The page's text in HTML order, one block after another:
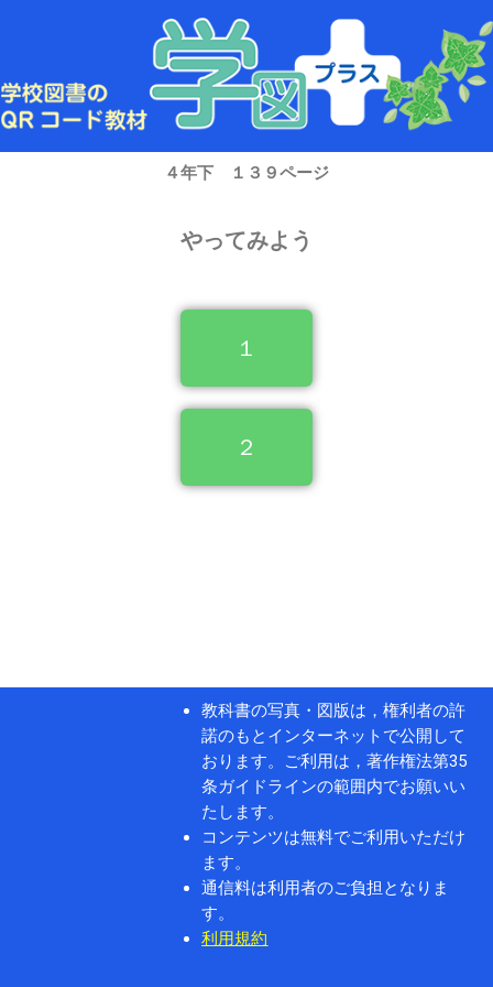
ス
キ
４年下 １３９ページ
やってみよう
１
２
教科書の写真・図版は，権利者の許
諾のもとインターネットで公開して
おります。ご利用は，著作権法第35
条ガイドラインの範囲内でお願いい
たします。
コンテンツは無料でご利用いただけ
ます。
通信料は利用者のご負担となりま
す。
利用規約